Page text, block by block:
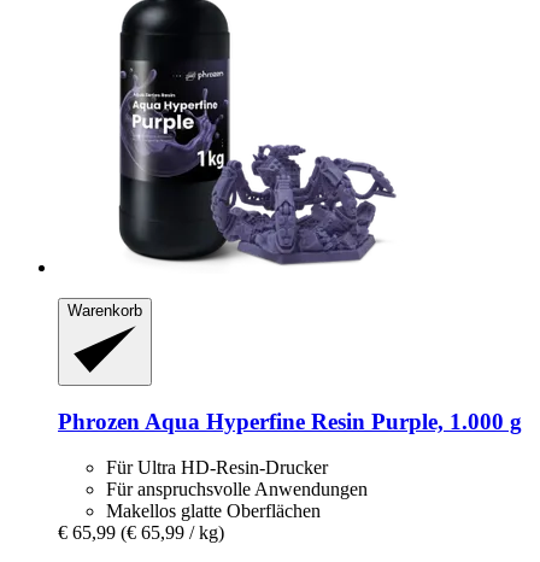
Warenkorb
Phrozen Aqua Hyperfine Resin Purple, 1.000 g
Für Ultra HD-Resin-Drucker
Für anspruchsvolle Anwendungen
Makellos glatte Oberflächen
€ 65,99 (€ 65,99 / kg)